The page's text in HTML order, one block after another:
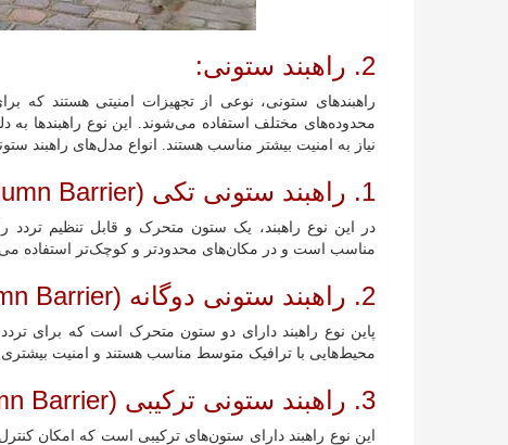
2. راهبند ستونی:
راهبند‌های ستونی، نوعی از تجهیزات امنیتی هستند که
محدوده‌های مختلف استفاده می‌شوند. این نوع راهبندها به
نیاز به امنیت بیشتر مناسب هستند. انواع مدل‌های راهبند
1. راهبند ستونی تکی (Single Column Barrier):
در این نوع راهبند، یک ستون متحرک و قابل تنظیم تردد
مناسب است و در مکان‌های محدودتر و کوچک‌تر استفاده
2. راهبند ستونی دوگانه (Dual Column Barrier):
پاین نوع راهبند دارای دو ستون متحرک است که برای
محیط‌هایی با ترافیک متوسط مناسب هستند و امنیت بیشتری
3. راهبند ستونی ترکیبی (Combined Column Barrier):
این نوع راهبند دارای ستون‌های ترکیبی است که امکان